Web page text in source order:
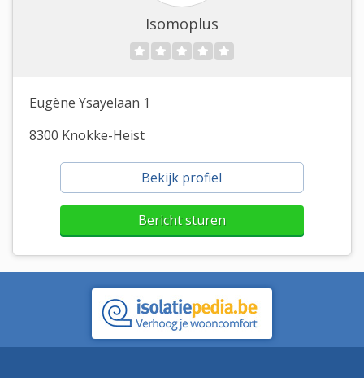
Isomoplus
Eugène Ysayelaan 1
8300 Knokke-Heist
Bekijk profiel
Bericht sturen